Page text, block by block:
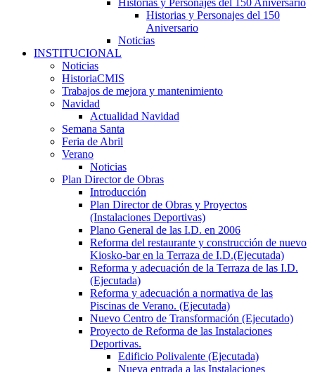
Historias y Personajes del 150 Aniversario
Historias y Personajes del 150
Aniversario
Noticias
INSTITUCIONAL
Noticias
HistoriaCMIS
Trabajos de mejora y mantenimiento
Navidad
Actualidad Navidad
Semana Santa
Feria de Abril
Verano
Noticias
Plan Director de Obras
Introducción
Plan Director de Obras y Proyectos
(Instalaciones Deportivas)
Plano General de las I.D. en 2006
Reforma del restaurante y construcción de nuevo
Kiosko-bar en la Terraza de I.D.(Ejecutada)
Reforma y adecuación de la Terraza de las I.D.
(Ejecutada)
Reforma y adecuación a normativa de las
Piscinas de Verano. (Ejecutada)
Nuevo Centro de Transformación (Ejecutado)
Proyecto de Reforma de las Instalaciones
Deportivas.
Edificio Polivalente (Ejecutada)
Nueva entrada a las Instalaciones